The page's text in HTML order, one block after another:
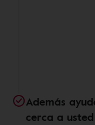
Además
cerca a usted